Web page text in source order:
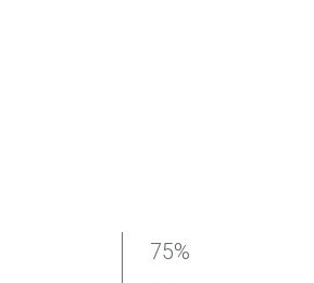
75%